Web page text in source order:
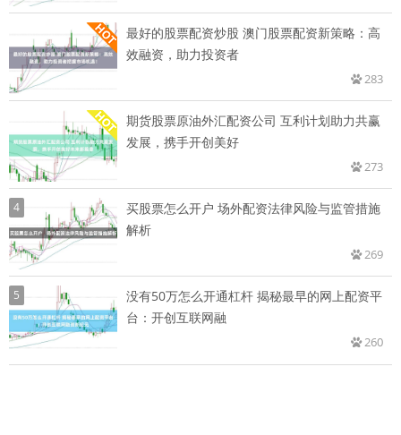
最好的股票配资炒股 澳门股票配资新策略：高
效融资，助力投资者
283
期货股票原油外汇配资公司 互利计划助力共赢
发展，携手开创美好
273
4
买股票怎么开户 场外配资法律风险与监管措施
解析
269
5
没有50万怎么开通杠杆 揭秘最早的网上配资平
台：开创互联网融
260